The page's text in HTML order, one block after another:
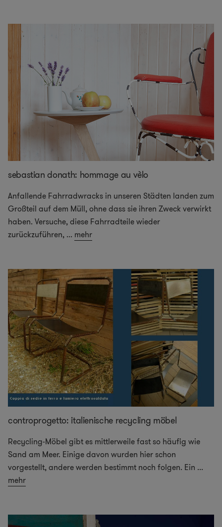
sebastian donath: hommage au vèlo
Anfallende Fahrradwracks in unseren Städten landen zum
Großteil auf dem Müll, ohne dass sie ihren Zweck verwirkt
haben. Versuche, diese Fahrradteile wieder
zurückzuführen, ... mehr
controprogetto: italienische recycling möbel
Recycling-Möbel gibt es mittlerweile fast so häufig wie
Sand am Meer. Einige davon wurden hier schon
vorgestellt, andere werden bestimmt noch folgen. Ein ...
mehr